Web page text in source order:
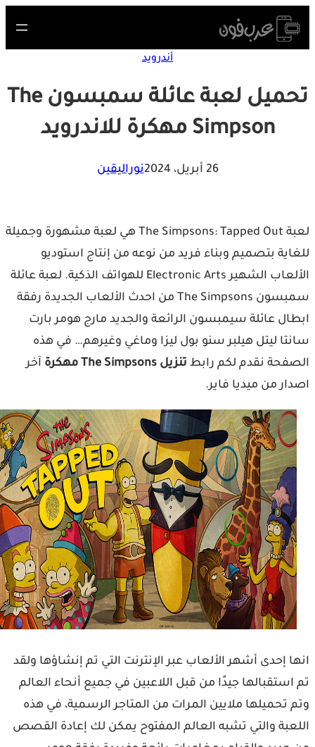
أندرويد
تحميل لعبة عائلة سمبسون The
Simpson مهكرة للاندرويد
نوراليقين
لعبة The Simpsons: Tapped Out هي لعبة مشهورة وجميلة
بتصميم وبناء فريد من نوعه من إنتاج استوديو
الألعاب الشهير Electronic Arts للهواتف الذكية. لعبة عائلة
سمبسون The Simpsons من احدث الألعاب الجديدة رفقة
عائلة سيمبسون الرائعة والجديد مارج هومر بارت
ليتل هيلبر سنو بول ليزا وماغي وغيرهم… في هذه
نقدم لكم رابطتنزيل The Simpsons مهكرة
آخر
من ميديا فاير.
إحدى أشهر الألعاب عبر الإنترنت التي تم إنشاؤها ولقد
جيدًا من قبل اللاعبين في جميع أنحاء العالم
تحميلها ملايين المرات من المتاجر الرسمية، في هذه
والتي تشبه العالم المفتوح يمكن لك إعادة القصص